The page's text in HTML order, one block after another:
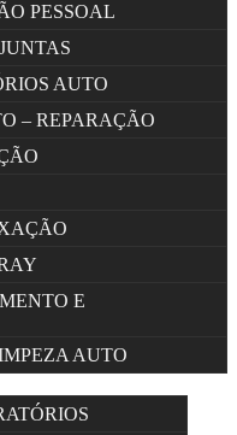
PESSOAL
AUTO
– REPARAÇÃO
E
AUTO